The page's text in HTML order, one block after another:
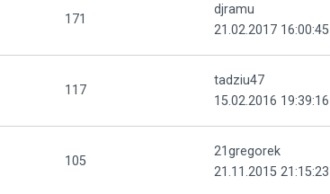
171
djramu
21.02.2017 16:00:45
117
tadziu47
15.02.2016 19:39:16
105
21gregorek
21.11.2015 21:15:23